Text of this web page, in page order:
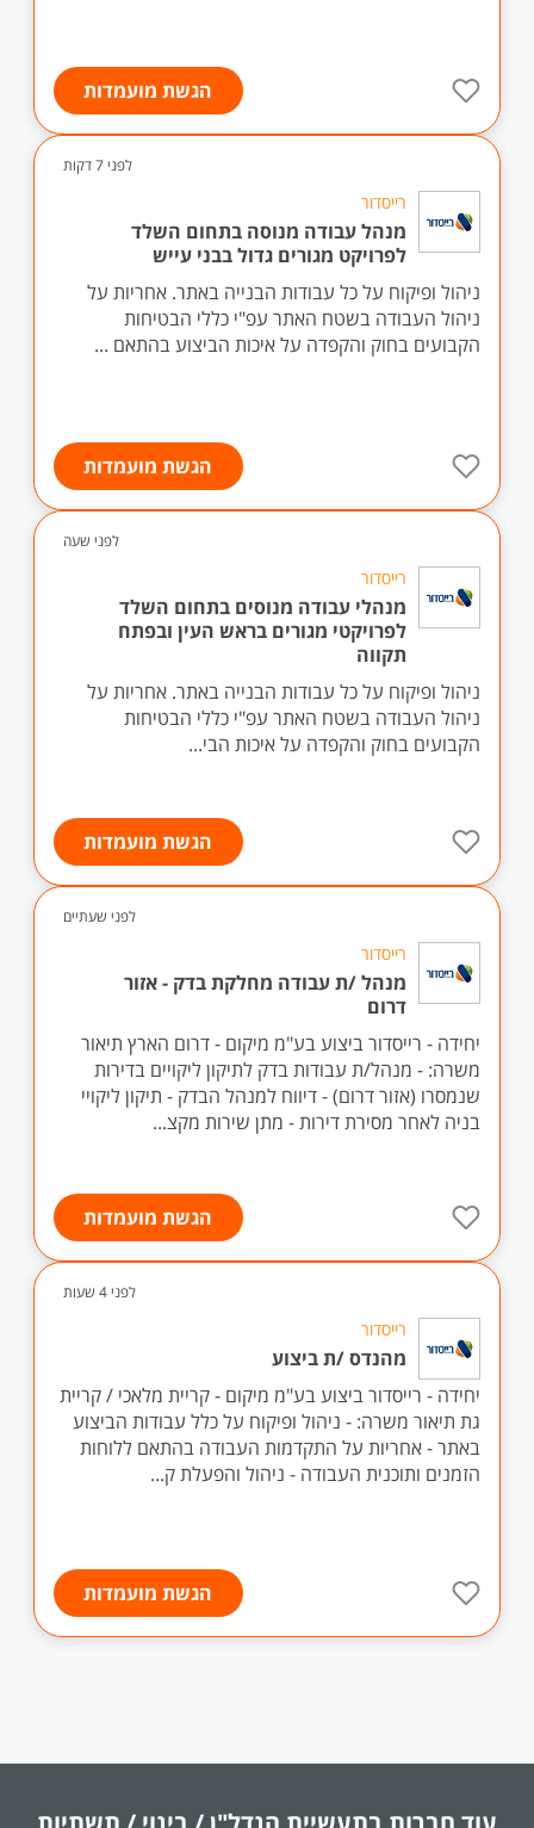
הגשת מועמדות
לפני 7 דקות
רייסדור
מנהל עבודה מנוסה בתחום השלד
לפרויקט מגורים גדול בבני עייש
ניהול ופיקוח על כל עבודות הבנייה באתר. אחריות על
ניהול העבודה בשטח האתר עפ"י כללי הבטיחות
הקבועים בחוק והקפדה על איכות הביצוע בהתאם ...
הגשת מועמדות
לפני שעה
רייסדור
מנהלי עבודה מנוסים בתחום השלד
לפרויקטי מגורים בראש העין ובפתח
תקווה
ניהול ופיקוח על כל עבודות הבנייה באתר. אחריות על
ניהול העבודה בשטח האתר עפ"י כללי הבטיחות
הקבועים בחוק והקפדה על איכות הבי...
הגשת מועמדות
לפני שעתיים
רייסדור
מנהל /ת עבודה מחלקת בדק - אזור
דרום
יחידה - רייסדור ביצוע בע"מ מיקום - דרום הארץ תיאור
משרה: - מנהל/ת עבודות בדק לתיקון ליקויים בדירות
שנמסרו (אזור דרום) - דיווח למנהל הבדק - תיקון ליקויי
בניה לאחר מסירת דירות - מתן שירות מקצ...
הגשת מועמדות
לפני 4 שעות
רייסדור
מהנדס /ת ביצוע
יחידה - רייסדור ביצוע בע"מ מיקום - קריית מלאכי / קריית
גת תיאור משרה: - ניהול ופיקוח על כלל עבודות הביצוע
באתר - אחריות על התקדמות העבודה בהתאם ללוחות
הזמנים ותוכנית העבודה - ניהול והפעלת ק...
הגשת מועמדות